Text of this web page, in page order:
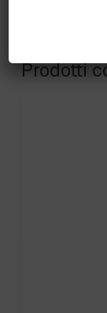
Prodotti